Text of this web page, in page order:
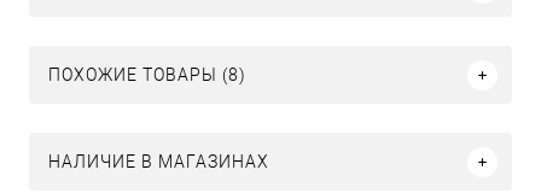
ПОХОЖИЕ ТОВАРЫ (8)
НАЛИЧИЕ В МАГАЗИНАХ